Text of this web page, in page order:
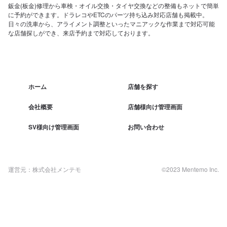
鈑金(板金)修理から車検・オイル交換・タイヤ交換などの整備もネットで簡単
に予約ができます。ドラレコやETCのパーツ持ち込み対応店舗も掲載中。
日々の洗車から、アライメント調整といったマニアックな作業まで対応可能
な店舗探しができ、来店予約まで対応しております。
ホーム 店舗を探す
会社概要 店舗様向け管理画面
SV様向け管理画面 お問い合わせ
運営元：株式会社メンテモ ©2023 Mentemo Inc.